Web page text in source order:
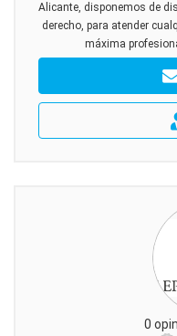
Alicante, disponemos de
derecho, para atender
máxima
0